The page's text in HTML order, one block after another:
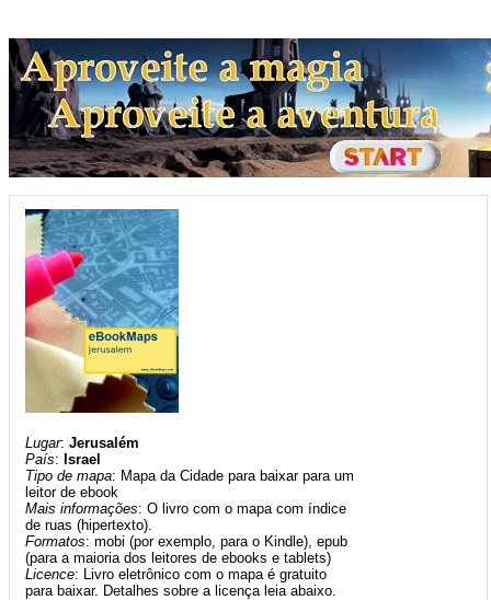
Lugar:Jerusalém
País: Israel
Tipo de mapa: Mapa da Cidade para baixar para um
leitor de ebook
Mais informações: O livro com o mapa com índice
de ruas (hipertexto).
Formatos: mobi (por exemplo, para o Kindle), epub
(para a maioria dos leitores de ebooks e tablets)
Licence: Livro eletrônico com o mapa é gratuito
para baixar. Detalhes sobre a licença leia abaixo.